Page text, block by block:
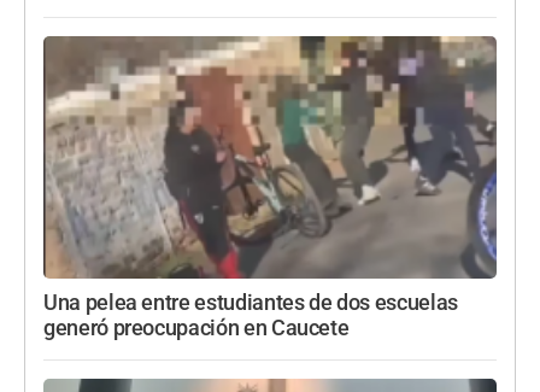
Una pelea entre estudiantes de dos escuelas
generó preocupación en Caucete